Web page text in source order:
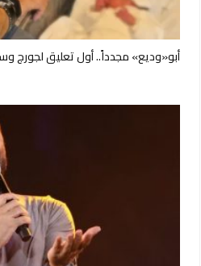
أبو«وديع» مجدداً.. أول تعليق لجورج